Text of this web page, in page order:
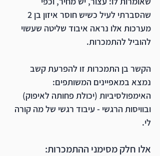
מערכות אלו נראה איבוד שליטה שעשוי
להוביל להתמכרות.
הקשר בן התמכרות זו להפרעת קשב
נמצא במאפיינים המשותפים:
האימפולסיביות (יכולת פחותה לאיפוק)
ובוויסות הרגשי - עיבוד רגשי של מה קורה
לי.
אלו חלק מסימני ההתמכרות: